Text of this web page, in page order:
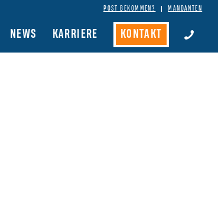
POST BEKOMMEN? MANDANTEN
NEWS KARRIERE KONTAKT